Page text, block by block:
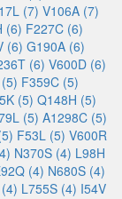
(7) V106A (7)
(6) F227C (6)
(6) G190A (6)
(6) V600D (6)
F359C (5)
(5) Q148H (5)
(5) A1298C (5)
F53L (5) V600R
N370S (4) L98H
(4) N680S (4)
L755S (4) I54V